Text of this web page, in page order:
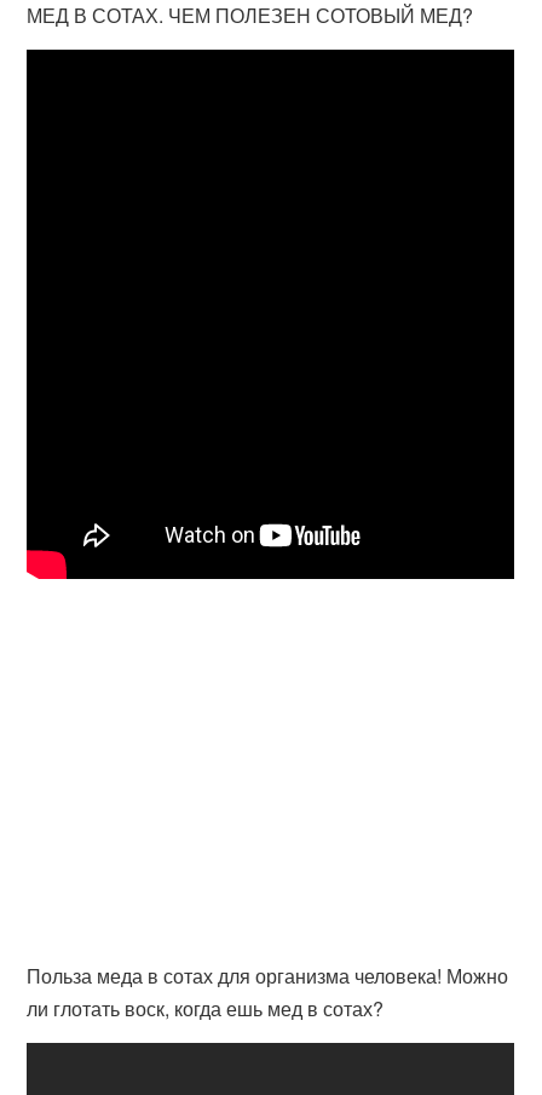
МЕД В СОТАХ. ЧЕМ ПОЛЕЗЕН СОТОВЫЙ МЕД?
Польза меда в сотах для организма человека! Можно
ли глотать воск, когда ешь мед в сотах?